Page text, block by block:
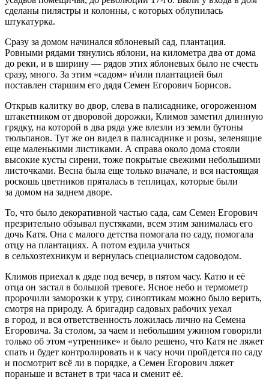
сделаны пилястры и колонны, с которых облупилась
штукатурка.
Сразу за домом начинался яблоневый сад, плантация.
Ровными рядами тянулись яблони, на километра два от дома
до реки, и в ширину — рядов этих яблоневых было не счесть
сразу, много. За этим «садом» и\или плантацией был
поставлен старшим его дядя Семен Егорович Борисов.
Открыв калитку во двор, слева в палисаднике, огороженном
штакетником от дворовой дорожки, Климов заметил длинную
грядку, на которой в два ряда уже влезли из земли бутоны
тюльпанов. Тут же он видел в палисаднике и розы, зеленящие
еще маленькими листиками. А справа около дома стояли
высокие кусты сирени, тоже покрытые свежими небольшими
листочками. Весна была еще только вначале, и вся настоящая
роскошь цветников пряталась в теплицах, которые были
за домом на заднем дворе.
То, что было декоративной частью сада, сам Семен Егорович
презрительно обзывал пустяками, всем этим занималась его
дочь Катя. Она с малого детства помогала по саду, помогала
отцу на плантациях. А потом ездила учиться
в сельхозтехникум и вернулась специалистом садоводом.
Климов приехал к дяде под вечер, в пятом часу. Катю и её
отца он застал в большой тревоге. Ясное небо и термометр
пророчили заморозки к утру, синоптикам можно было верить,
смотря на природу. А бригадир садовых рабочих уехал
в город, и вся ответственность ложилась лично на Семена
Егоровича. За столом, за чаем и небольшим ужином говорили
только об этом «утреннике» и было решено, что Катя не ляжет
спать и будет контролировать и к часу ночи пройдется по саду
и посмотрит всё ли в порядке, а Семен Егорович ляжет
пораньше и встанет в три часа и сменит её.